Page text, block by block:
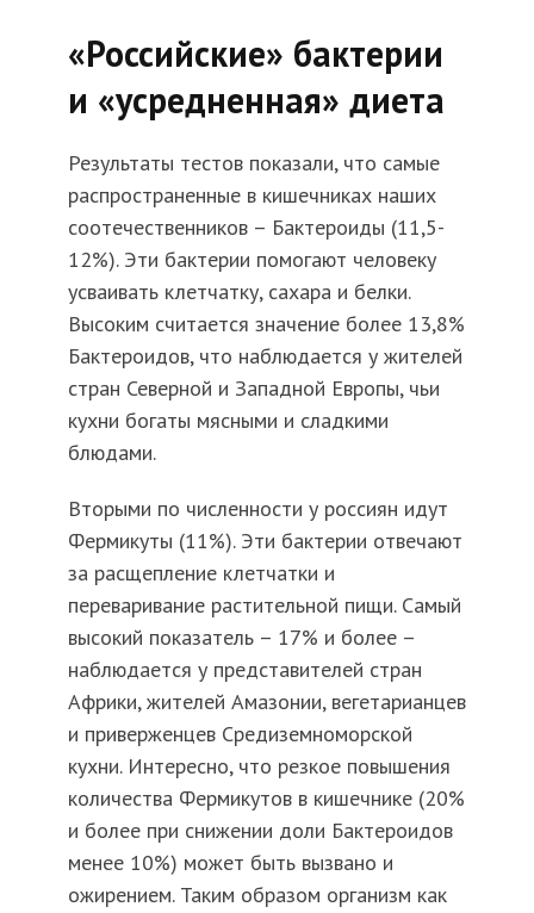
«Российские» бактерии
и «усредненная» диета
Результаты тестов показали, что самые
распространенные в кишечниках наших
соотечественников – Бактероиды (11,5-
12%). Эти бактерии помогают человеку
усваивать клетчатку, сахара и белки.
Высоким считается значение более 13,8%
Бактероидов, что наблюдается у жителей
стран Северной и Западной Европы, чьи
кухни богаты мясными и сладкими
блюдами.
Вторыми по численности у россиян идут
Фермикуты (11%). Эти бактерии отвечают
за расщепление клетчатки и
переваривание растительной пищи. Самый
высокий показатель – 17% и более –
наблюдается у представителей стран
Африки, жителей Амазонии, вегетарианцев
и приверженцев Средиземноморской
кухни. Интересно, что резкое повышения
количества Фермикутов в кишечнике (20%
и более при снижении доли Бактероидов
менее 10%) может быть вызвано и
ожирением. Таким образом организм как